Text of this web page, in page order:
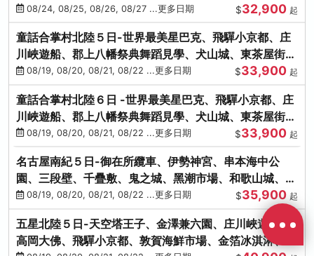
白川鄉合掌村
08/24, 08/25, 08/26, 08/27 ...更多日期 $32,900 起
童話合掌村北陸５日-世界最美星巴克、飛驒小京都、庄
川峽遊船、郡上八幡祭典舞蹈見學、犬山城、東茶屋街、
松葉蟹、金箔冰淇淋
08/19, 08/20, 08/21, 08/22 ...更多日期 $33,900 起
童話合掌村北陸６日 -世界最美星巴克、飛驒小京都、庄
川峽遊船、郡上八幡祭典舞蹈見學、犬山城、東茶屋街、
松葉蟹、金箔冰淇淋
08/19, 08/20, 08/21, 08/22 ...更多日期 $33,900 起
名古屋南紀５日-御在所纜車、伊勢神宮、串本海中公
園、三段壁、千疊敷、鬼之城、黑潮市場、和歌山城、伊
勢龍蝦溫泉
08/19, 08/20, 08/21, 08/22 ...更多日期 $35,900 起
五星北陸５日-天空塔王子、金澤兼六園、庄川峽遊船、
高岡大佛、飛驒小京都、敦賀海鮮市場、金箔冰淇淋、鰻